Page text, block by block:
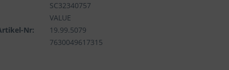
SC32340757
VALUE
Nr:
19.99.5079
7630049617315